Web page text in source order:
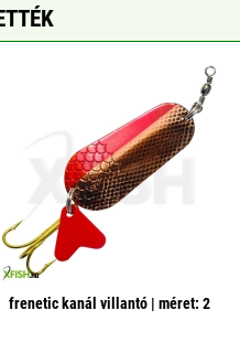
frenetic kanál villantó | méret: 2